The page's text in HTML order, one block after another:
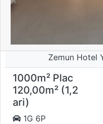
Zemun Hotel
1000m² Plac
120,00m² (1,2
ari)
1G 6P